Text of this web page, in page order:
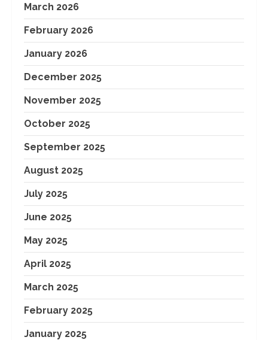
March 2026
February 2026
January 2026
December 2025
November 2025
October 2025
September 2025
August 2025
July 2025
June 2025
May 2025
April 2025
March 2025
February 2025
January 2025